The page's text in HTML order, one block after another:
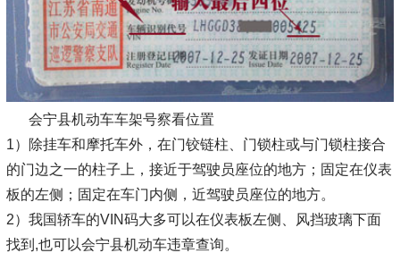
会宁县机动车车架号察看位置
1）除挂车和摩托车外，在门铰链柱、门锁柱或与门锁柱接合
的门边之一的柱子上，接近于驾驶员座位的地方；固定在仪表
板的左侧；固定在车门内侧，近驾驶员座位的地方。
2）我国轿车的VIN码大多可以在仪表板左侧、风挡玻璃下面
找到,也可以会宁县机动车违章查询。